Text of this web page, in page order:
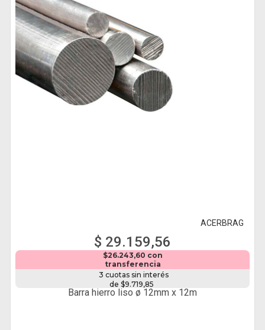
ACERBRAG
$ 29.159,56
$26.243,60 con
transferencia
3 cuotas sin interés
de $9.719,85
Barra hierro liso ø 12mm x 12m